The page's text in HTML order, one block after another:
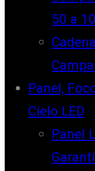
50 a
Panel,
Cielo LED
Panel